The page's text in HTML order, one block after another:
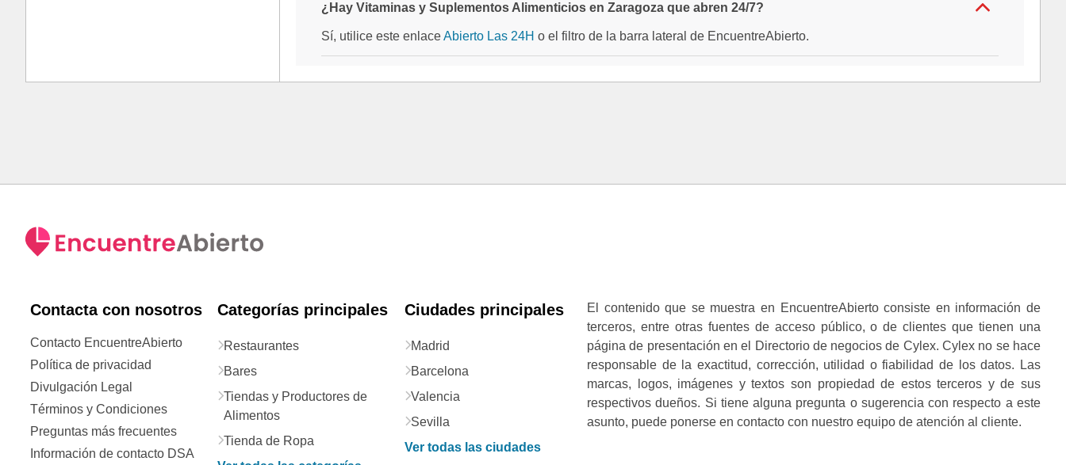
¿Hay Vitaminas y Suplementos Alimenticios en Zaragoza que abren 24/7?
Sí, utilice este enlace Abierto Las 24H o el filtro de la barra lateral de EncuentreAbierto.
Contacta con nosotros
Contacto EncuentreAbierto
Política de privacidad
Divulgación Legal
Términos y Condiciones
Preguntas más frecuentes
Información de contacto DSA
Categorías principales
Restaurantes
Bares
Tiendas y Productores de
Alimentos
Tienda de Ropa
Ciudades principales
Madrid
Barcelona
Valencia
Sevilla
Ver todas las ciudades
El contenido que se muestra en EncuentreAbierto consiste en información de
terceros, entre otras fuentes de acceso público, o de clientes que tienen una
página de presentación en el Directorio de negocios de Cylex. Cylex no se hace
responsable de la exactitud, corrección, utilidad o fiabilidad de los datos. Las
marcas, logos, imágenes y textos son propiedad de estos terceros y de sus
respectivos dueños. Si tiene alguna pregunta o sugerencia con respecto a este
asunto, puede ponerse en contacto con nuestro equipo de atención al cliente.